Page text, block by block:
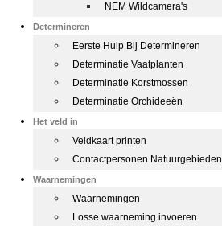
NEM Wildcamera's
Determineren
Eerste Hulp Bij Determineren
Determinatie Vaatplanten
Determinatie Korstmossen
Determinatie Orchideeën
Het veld in
Veldkaart printen
Contactpersonen Natuurgebieden
Waarnemingen
Waarnemingen
Losse waarneming invoeren